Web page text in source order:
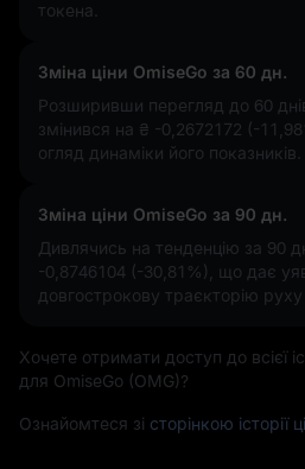
токена.
Зміна ціни OmiseGo за 60 дн.
Розширивши перегляд до 60
змінився на ₴ -0,2672172 (-
огляд динаміки його показників.
Зміна ціни OmiseGo за 90 дн.
Дивлячись на тенденцію за 90
-0,8746104 (-30,81%)
, що дає
довгострокову траєкторію руху
Хочете отримати доступ до всієї
для OmiseGo (OMG)?
Ознайомтеся зі сторінкою історії